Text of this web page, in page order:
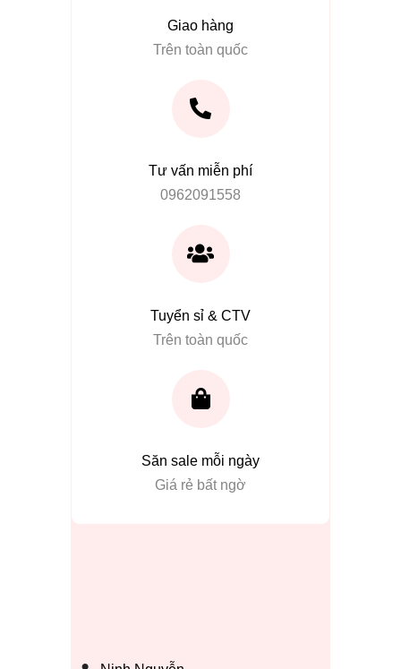
Giao hàng
Trên toàn quốc
Tư vấn miễn phí
0962091558
Tuyển sỉ & CTV
Trên toàn quốc
Săn sale mỗi ngày
Giá rẻ bất ngờ